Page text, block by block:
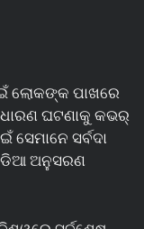
ଲୋକଙ୍କ ପାଖରେ
ଘଟଣାକୁ କଭର୍
ସର୍ବଦା
ଅନୁସରଣ